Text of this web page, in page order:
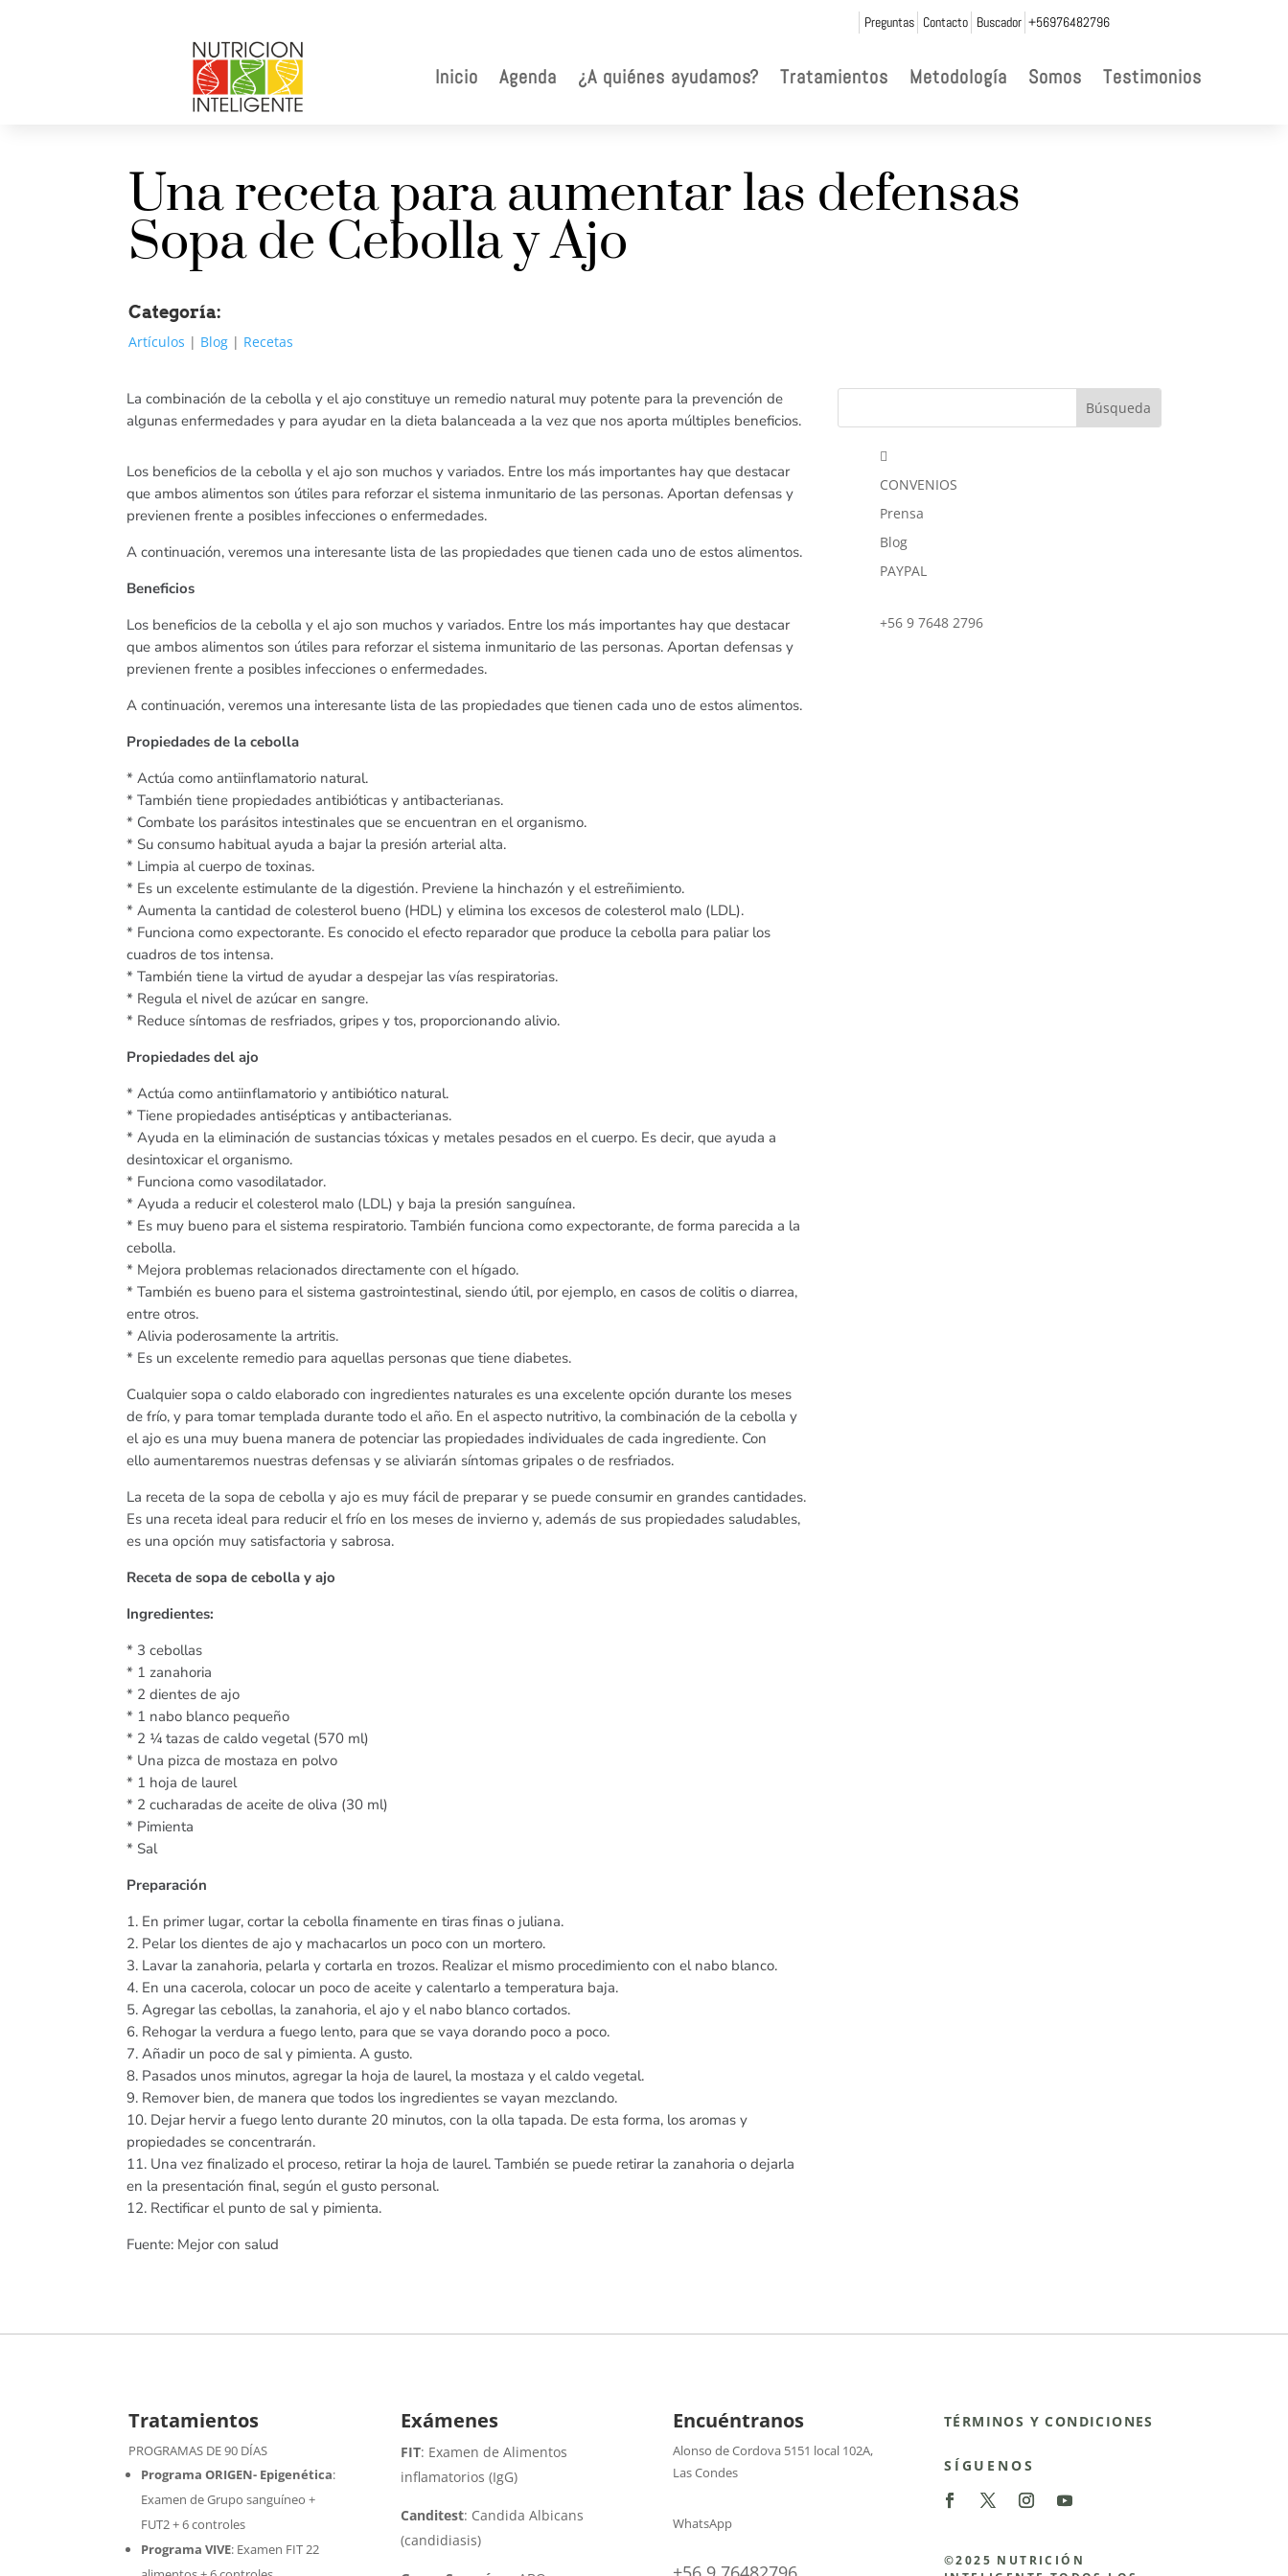
Preguntas Contacto Buscador +56976482796
Inicio Agenda ¿A quiénes ayudamos? Tratamientos Metodología Somos Testimonios
Una receta para aumentar las defensas
Sopa de Cebolla y Ajo
Categoría:
Artículos | Blog | Recetas
La combinación de la cebolla y el ajo constituye un remedio natural muy potente para la prevención de
algunas enfermedades y para ayudar en la dieta balanceada a la vez que nos aporta múltiples beneficios.
Los beneficios de la cebolla y el ajo son muchos y variados. Entre los más importantes hay que destacar
que ambos alimentos son útiles para reforzar el sistema inmunitario de las personas. Aportan defensas y
previenen frente a posibles infecciones o enfermedades.
A continuación, veremos una interesante lista de las propiedades que tienen cada uno de estos alimentos.
Beneficios
Los beneficios de la cebolla y el ajo son muchos y variados. Entre los más importantes hay que destacar
que ambos alimentos son útiles para reforzar el sistema inmunitario de las personas. Aportan defensas y
previenen frente a posibles infecciones o enfermedades.
A continuación, veremos una interesante lista de las propiedades que tienen cada uno de estos alimentos.
Propiedades de la cebolla
* Actúa como antiinflamatorio natural.
* También tiene propiedades antibióticas y antibacterianas.
* Combate los parásitos intestinales que se encuentran en el organismo.
* Su consumo habitual ayuda a bajar la presión arterial alta.
* Limpia al cuerpo de toxinas.
* Es un excelente estimulante de la digestión. Previene la hinchazón y el estreñimiento.
* Aumenta la cantidad de colesterol bueno (HDL) y elimina los excesos de colesterol malo (LDL).
* Funciona como expectorante. Es conocido el efecto reparador que produce la cebolla para paliar los
cuadros de tos intensa.
* También tiene la virtud de ayudar a despejar las vías respiratorias.
* Regula el nivel de azúcar en sangre.
* Reduce síntomas de resfriados, gripes y tos, proporcionando alivio.
Propiedades del ajo
* Actúa como antiinflamatorio y antibiótico natural.
* Tiene propiedades antisépticas y antibacterianas.
* Ayuda en la eliminación de sustancias tóxicas y metales pesados en el cuerpo. Es decir, que ayuda a
desintoxicar el organismo.
* Funciona como vasodilatador.
* Ayuda a reducir el colesterol malo (LDL) y baja la presión sanguínea.
* Es muy bueno para el sistema respiratorio. También funciona como expectorante, de forma parecida a la
cebolla.
* Mejora problemas relacionados directamente con el hígado.
* También es bueno para el sistema gastrointestinal, siendo útil, por ejemplo, en casos de colitis o diarrea,
entre otros.
* Alivia poderosamente la artritis.
* Es un excelente remedio para aquellas personas que tiene diabetes.
Cualquier sopa o caldo elaborado con ingredientes naturales es una excelente opción durante los meses
de frío, y para tomar templada durante todo el año. En el aspecto nutritivo, la combinación de la cebolla y
el ajo es una muy buena manera de potenciar las propiedades individuales de cada ingrediente. Con
ello aumentaremos nuestras defensas y se aliviarán síntomas gripales o de resfriados.
La receta de la sopa de cebolla y ajo es muy fácil de preparar y se puede consumir en grandes cantidades.
Es una receta ideal para reducir el frío en los meses de invierno y, además de sus propiedades saludables,
es una opción muy satisfactoria y sabrosa.
Receta de sopa de cebolla y ajo
Ingredientes:
* 3 cebollas
* 1 zanahoria
* 2 dientes de ajo
* 1 nabo blanco pequeño
* 2 ¼ tazas de caldo vegetal (570 ml)
* Una pizca de mostaza en polvo
* 1 hoja de laurel
* 2 cucharadas de aceite de oliva (30 ml)
* Pimienta
* Sal
Preparación
1. En primer lugar, cortar la cebolla finamente en tiras finas o juliana.
2. Pelar los dientes de ajo y machacarlos un poco con un mortero.
3. Lavar la zanahoria, pelarla y cortarla en trozos. Realizar el mismo procedimiento con el nabo blanco.
4. En una cacerola, colocar un poco de aceite y calentarlo a temperatura baja.
5. Agregar las cebollas, la zanahoria, el ajo y el nabo blanco cortados.
6. Rehogar la verdura a fuego lento, para que se vaya dorando poco a poco.
7. Añadir un poco de sal y pimienta. A gusto.
8. Pasados unos minutos, agregar la hoja de laurel, la mostaza y el caldo vegetal.
9. Remover bien, de manera que todos los ingredientes se vayan mezclando.
10. Dejar hervir a fuego lento durante 20 minutos, con la olla tapada. De esta forma, los aromas y
propiedades se concentrarán.
11. Una vez finalizado el proceso, retirar la hoja de laurel. También se puede retirar la zanahoria o dejarla
en la presentación final, según el gusto personal.
12. Rectificar el punto de sal y pimienta.
Fuente: Mejor con salud

CONVENIOS
Prensa
Blog
PAYPAL
+56 9 7648 2796
Tratamientos
PROGRAMAS DE 90 DÍAS
Programa ORIGEN- Epigenética:
Examen de Grupo sanguíneo +
FUT2 + 6 controles
Programa VIVE: Examen FIT 22
Exámenes
FIT: Examen de Alimentos
inflamatorios (IgG)
Canditest: Candida Albicans
(candidiasis)
Encuéntranos
Alonso de Cordova 5151 local 102A,
Las Condes
WhatsApp
TÉRMINOS Y CONDICIONES
SÍGUENOS
©2025 NUTRICIÓN